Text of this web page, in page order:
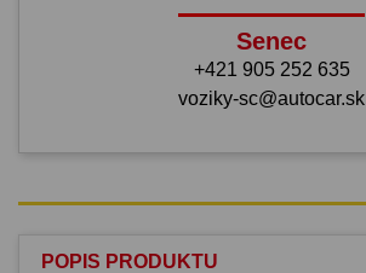
Senec
+421 905 252 635
voziky-sc@autocar.sk
POPIS PRODUKTU